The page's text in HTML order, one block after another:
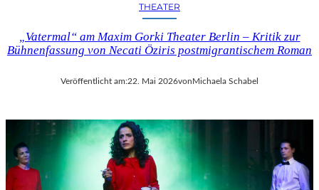
THEATER
„Vatermal“ am Maxim Gorki Theater Berlin – Kritik zur
Bühnenfassung von Necati Öziris postmigrantischem Roman
Veröffentlicht am:22. Mai 2026vonMichaela Schabel